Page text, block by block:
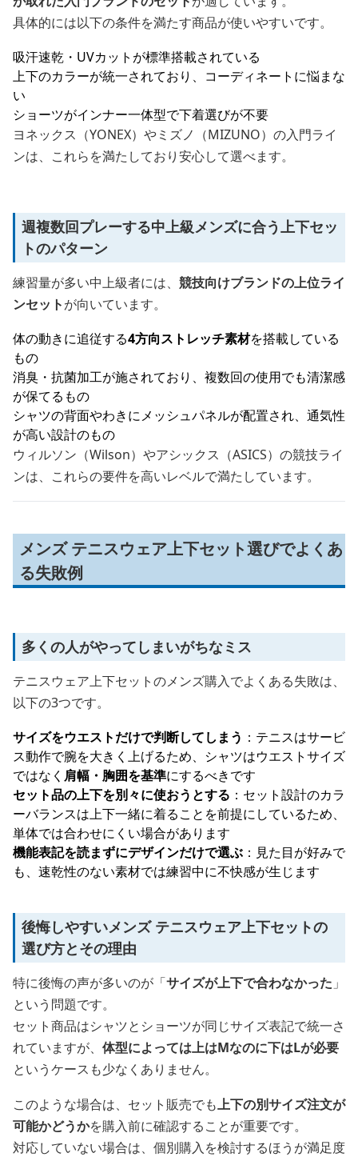
具体的には以下の条件を満たす商品が使いやすいです。
吸汗速乾・UVカットが標準搭載されている
上下のカラーが統一されており、コーディネートに悩まな
い
ショーツがインナー一体型で下着選びが不要
ヨネックス（YONEX）やミズノ（MIZUNO）の入門ライ
ンは、これらを満たしており安心して選べます。
週複数回プレーする中上級メンズに合う上下セッ
トのパターン
練習量が多い中上級者には、 競技向けブランドの上位ライ
ンセットが向いています。
体の動きに追従する4方向ストレッチ素材を搭載している
もの
消臭・抗菌加工が施されており、複数回の使用でも清潔感
が保てるもの
シャツの背面やわきにメッシュパネルが配置され、通気性
が高い設計のもの
ウィルソン（Wilson）やアシックス（ASICS）の競技ライ
ンは、これらの要件を高いレベルで満たしています。
メンズ テニスウェア上下セット選びでよくあ
る失敗例
多くの人がやってしまいがちなミス
テニスウェア上下セットのメンズ購入でよくある失敗は、
以下の3つです。
サイズをウエストだけで判断してしまう ：テニスはサービ
ス動作で腕を大きく上げるため、シャツはウエストサイズ
ではなく 肩幅・胸囲を基準にするべきです
セット品の上下を別々に使おうとする ：セット設計のカラ
ーバランスは上下一緒に着ることを前提にしているため、
単体では合わせにくい場合があります
機能表記を読まずにデザインだけで選ぶ ：見た目が好みで
も、速乾性のない素材では練習中に不快感が生じます
後悔しやすいメンズ テニスウェア上下セットの
選び方とその理由
特に後悔の声が多いのが「サイズが上下で合わなかった 」
という問題です。
セット商品はシャツとショーツが同じサイズ表記で統一さ
れていますが、 体型によっては上はMなのに下はLが必要
というケースも少なくありません。
このような場合は、セット販売でも上下の別サイズ注文が
可能かどうかを購入前に確認することが重要です。
対応していない場合は、個別購入を検討するほうが満足度